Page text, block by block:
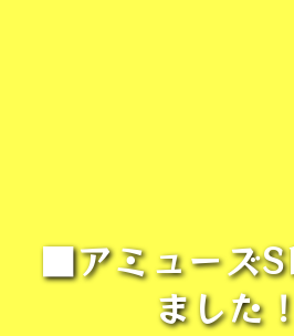
■アミューズ
ました